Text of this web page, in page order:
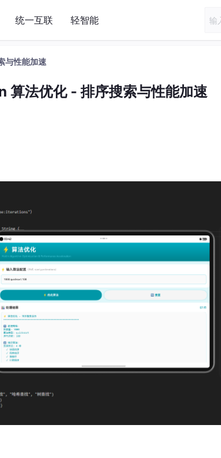
统一互联 轻智能
与性能加速
法优化 - 排序搜索与性能加速